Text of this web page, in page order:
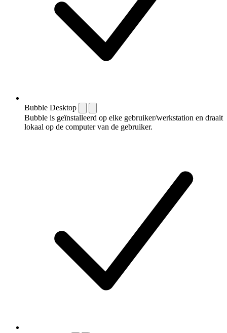
Bubble Desktop
Bubble is geïnstalleerd op elke gebruiker/werkstation en draait
lokaal op de computer van de gebruiker.